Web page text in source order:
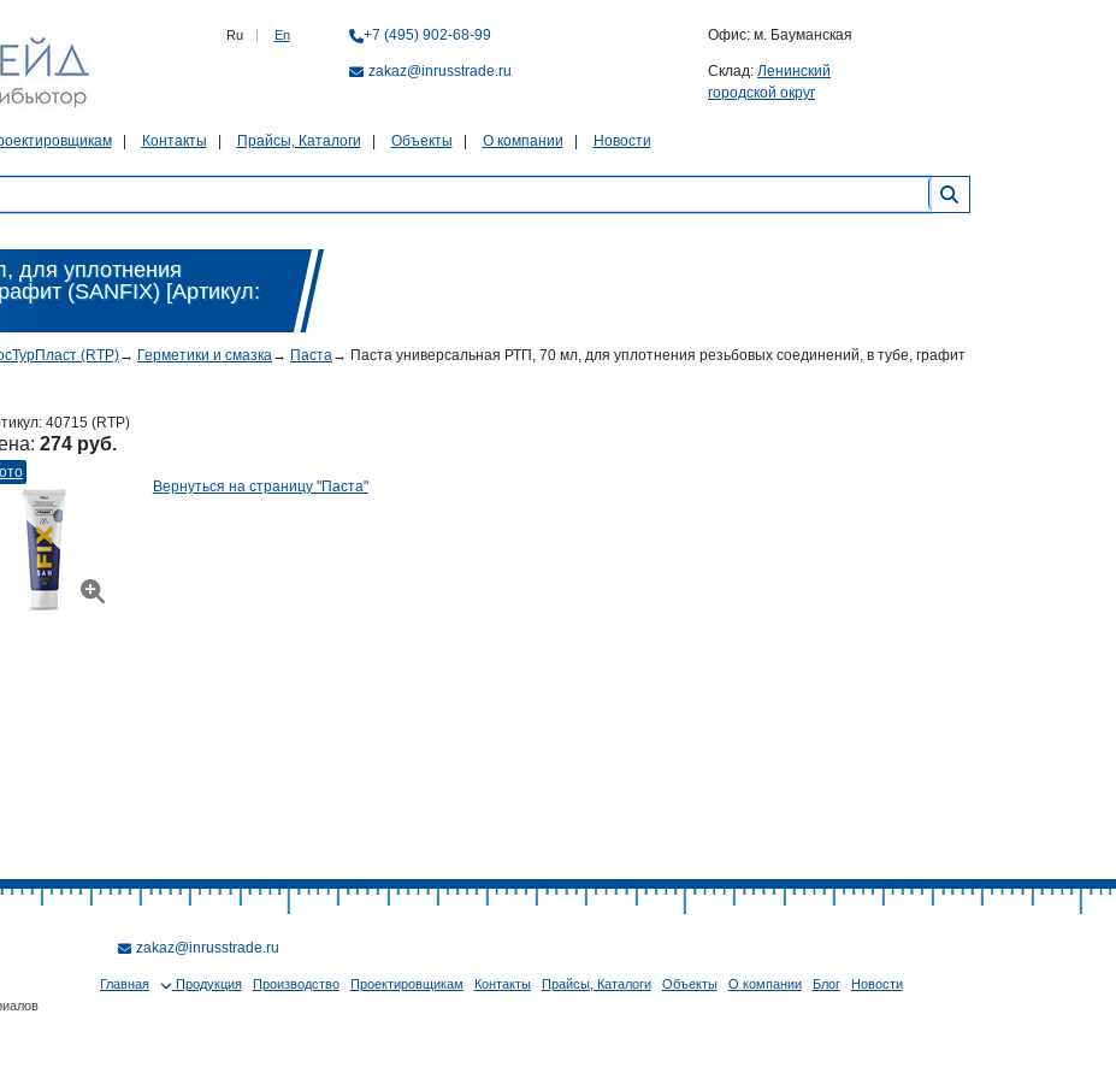
Ru | En +7 (495) 902-68-99
zakaz@inrusstrade.ru
Офис: м. Бауманская
Склад: Ленинский
городской округ
Контакты Прайсы, Каталоги Объекты О компании Новости
для уплотнения
(SANFIX) [Артикул:
(RTP)→ Герметики и смазка→ Паста→ Паста универсальная РТП, 70 мл, для уплотнения резьбовых соединений, в тубе, графит
40715 (RTP)
274 руб.
Вернуться на страницу "Паста"
zakaz@inrusstrade.ru
Главная Продукция Производство Проектировщикам Контакты Прайсы, Каталоги Объекты О компании Блог Новости